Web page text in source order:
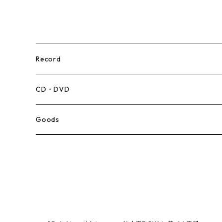
Record
Mento,Calypso,Ballad
Ska
CD・DVD
Goods